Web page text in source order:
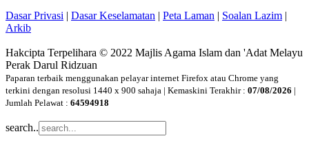
Dasar Privasi | Dasar Keselamatan | Peta Laman | Soalan Lazim |
Arkib
Hakcipta Terpelihara © 2022 Majlis Agama Islam dan 'Adat Melayu
Perak Darul Ridzuan
Paparan terbaik menggunakan pelayar internet Firefox atau Chrome yang
terkini dengan resolusi 1440 x 900 sahaja | Kemaskini Terakhir : 07/08/2026 |
Jumlah Pelawat : 64594918
search..